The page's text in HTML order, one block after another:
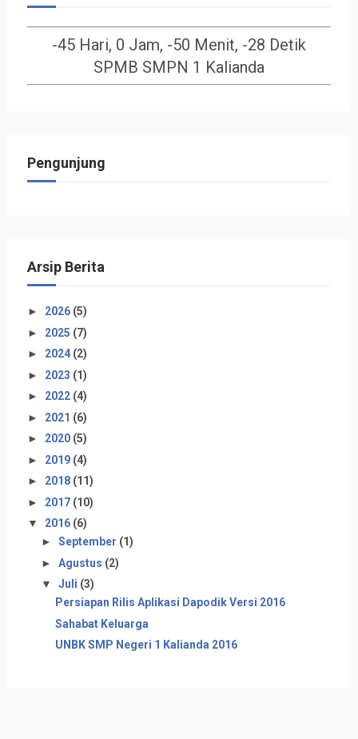
-45 Hari, 0 Jam, -50 Menit, -29 Detik
SPMB SMPN 1 Kalianda
Pengunjung
Arsip Berita
► 2026 (5)
► 2025 (7)
► 2024 (2)
► 2023 (1)
► 2022 (4)
► 2021 (6)
► 2020 (5)
► 2019 (4)
► 2018 (11)
► 2017 (10)
▼ 2016 (6)
► September (1)
► Agustus (2)
▼ Juli (3)
Persiapan Rilis Aplikasi Dapodik Versi 2016
Sahabat Keluarga
UNBK SMP Negeri 1 Kalianda 2016